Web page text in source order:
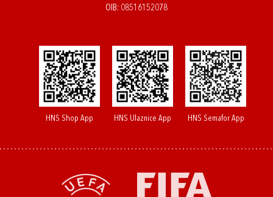
OIB: 08516152078
HNS Shop App HNS Ulaznice App HNS Semafor App